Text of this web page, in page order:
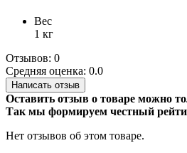
Вес
1 кг
Отзывов: 0
Средняя оценка: 0.0
Написать отзыв
Оставить отзыв о товаре можно
Так мы формируем честный
Нет отзывов об этом товаре.